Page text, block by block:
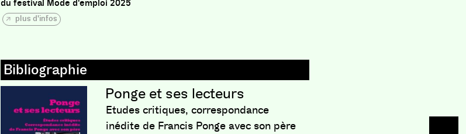
du festival Mode d'emploi 2025
plus d'infos
Ponge et ses lecteurs
Etudes critiques, correspondance
inédite de Francis Ponge avec son père